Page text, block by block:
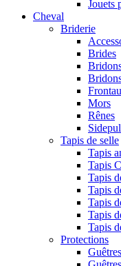
Jouets
Cheval
Briderie
Brides
Mors
Rênes
Tapis de selle
Tapis
Tapis
Tapis
Tapis
Tapis
Tapis
Tapis
Protections
Guêtres